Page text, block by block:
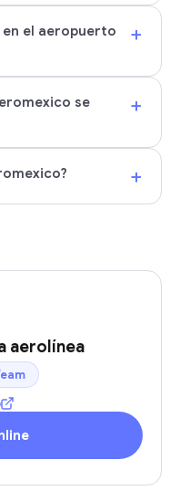
en el aeropuerto
+
se
+
+
aerolínea